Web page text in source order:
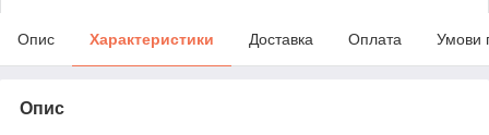
Опис Характеристики Доставка Оплата Умови
Опис